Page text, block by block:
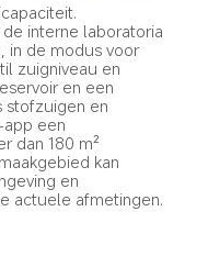
de interne laboratoria
in de modus voor
zuigniveau en
en een
en
een
dan 180 m²
kan
en
actuele afmetingen.